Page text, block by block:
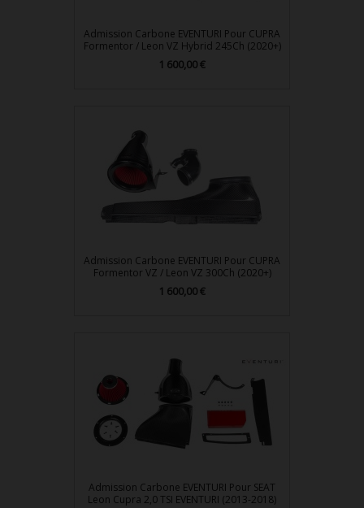
Admission Carbone EVENTURI Pour CUPRA
Formentor / Leon VZ Hybrid 245Ch (2020+)
Prix
1 600,00 €
Admission Carbone EVENTURI Pour CUPRA
Formentor VZ / Leon VZ 300Ch (2020+)
Prix
1 600,00 €
Admission Carbone EVENTURI Pour SEAT
Leon Cupra 2,0 TSI EVENTURI (2013-2018)